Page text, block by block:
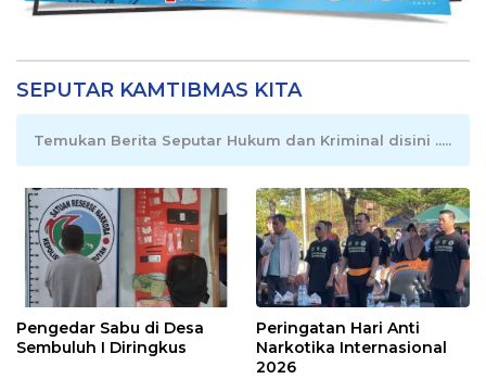
SEPUTAR KAMTIBMAS KITA
Temukan Berita Seputar Hukum dan Kriminal disini .....
Pengedar Sabu di Desa
Sembuluh I Diringkus
Peringatan Hari Anti
Narkotika Internasional
2026